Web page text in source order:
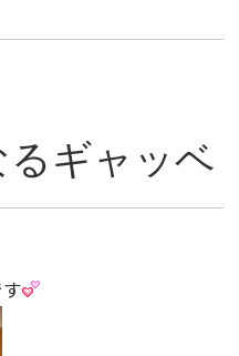
ギャッベ